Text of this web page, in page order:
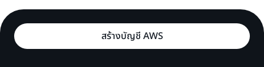
สร้างบัญชี AWS